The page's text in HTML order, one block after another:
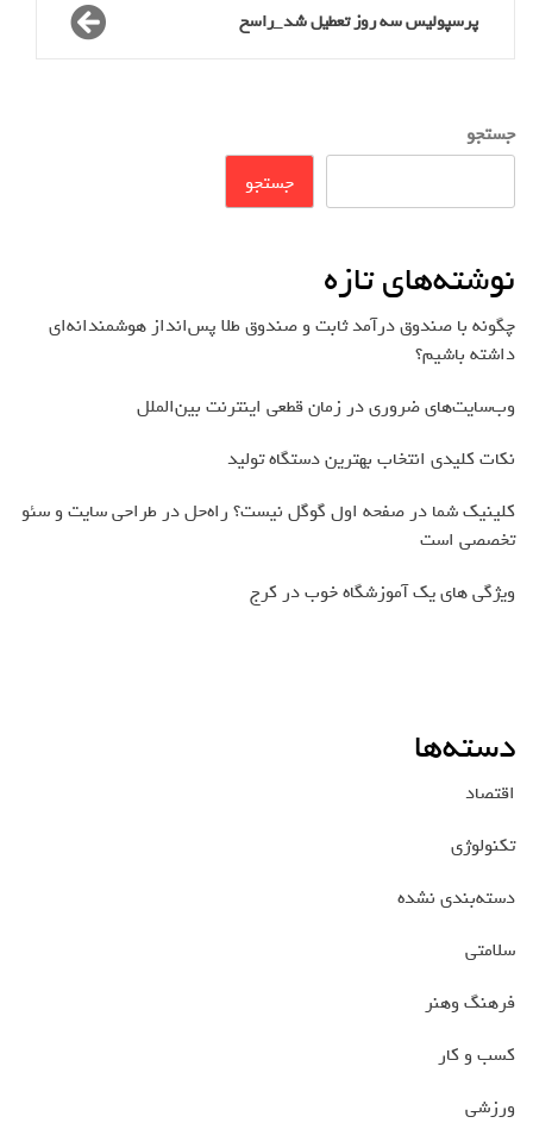
پرسپولیس سه روز تعطیل شد_راسخ
جستجو
جستجو
نوشته‌های تازه
چگونه با صندوق درآمد ثابت و صندوق طلا پس‌انداز هوشمندانه‌ای
داشته باشیم؟
وب‌سایت‌های ضروری در زمان قطعی اینترنت بین‌الملل
نکات کلیدی انتخاب بهترین دستگاه تولید
کلینیک شما در صفحه اول گوگل نیست؟ راه‌حل در طراحی سایت و سئو
تخصصی است
ویژگی های یک آموزشگاه خوب در کرج
دسته‌ها
اقتصاد
تکنولوژی
دسته‌بندی نشده
سلامتی
فرهنگ وهنر
کسب و کار
ورزشی